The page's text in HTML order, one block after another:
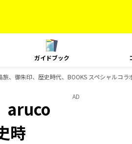
ガイドブック
、御朱印、歴史時代、BOOKS スペシャルコ
aruco
時
AD